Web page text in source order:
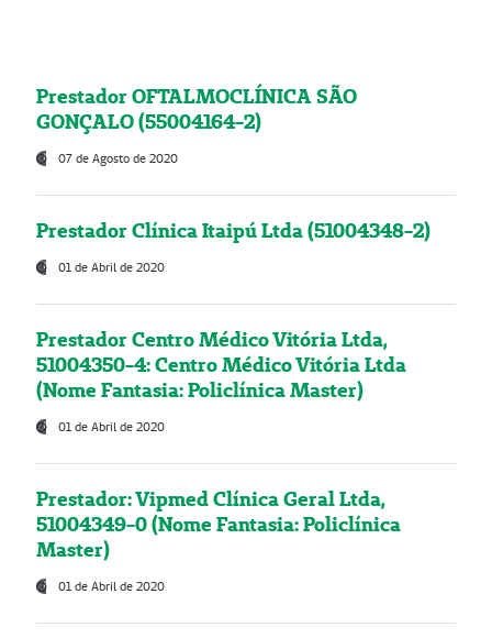
Prestador OFTALMOCLÍNICA SÃO
GONÇALO (55004164-2)
07 de Agosto de 2020
Prestador Clínica Itaipú Ltda (51004348-2)
01 de Abril de 2020
Prestador Centro Médico Vitória Ltda,
51004350-4: Centro Médico Vitória Ltda
(Nome Fantasia: Policlínica Master)
01 de Abril de 2020
Prestador: Vipmed Clínica Geral Ltda,
51004349-0 (Nome Fantasia: Policlínica
Master)
01 de Abril de 2020